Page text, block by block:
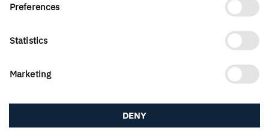
Preferences
Statistics
Marketing
DENY
Service